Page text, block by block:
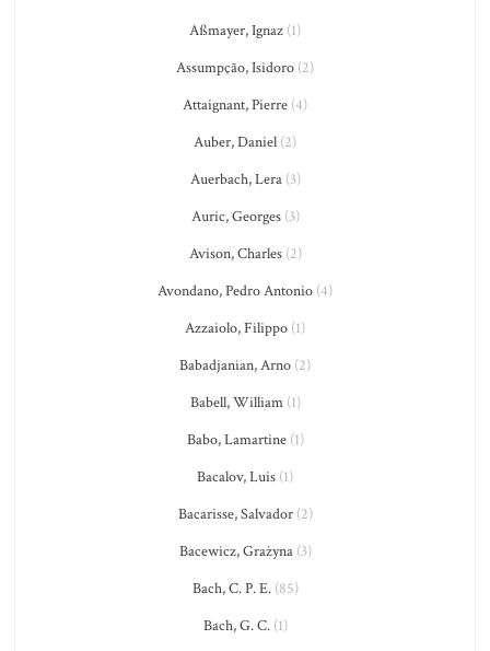
Aßmayer, Ignaz (1)
Assumpção, Isidoro (2)
Attaignant, Pierre (4)
Auber, Daniel (2)
Auerbach, Lera(3)
Auric, Georges(3)
Avison, Charles(2)
Avondano, Pedro Antonio (4)
Azzaiolo, Filippo (1)
Babadjanian, Arno (2)
Babell, William(1)
Babo, Lamartine(1)
Bacalov, Luis (1)
Bacarisse, Salvador(2)
Bacewicz, Grażyna(3)
Bach, C. P. E.(85)
Bach, G. C.(1)